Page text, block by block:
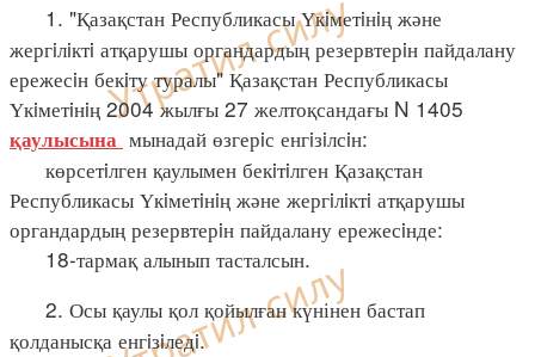
1. "Қазақстан Республикасы Үкiметiнiң және
жергiлiктi атқарушы органдардың резервтерiн пайдалану
ережесiн бекiту туралы" Қазақстан Республикасы
Үкiметiнiң 2004 жылғы 27 желтоқсандағы N 1405
қаулысына мынадай өзгерiс енгiзiлсiн:
көрсетiлген қаулымен бекiтiлген Қазақстан
Республикасы Үкiметiнiң және жергiлiктi атқарушы
органдардың резервтерiн пайдалану ережесiнде:
18-тармақ алынып тасталсын.
2. Осы қаулы қол қойылған күнінен бастап
қолданысқа енгiзiледi.